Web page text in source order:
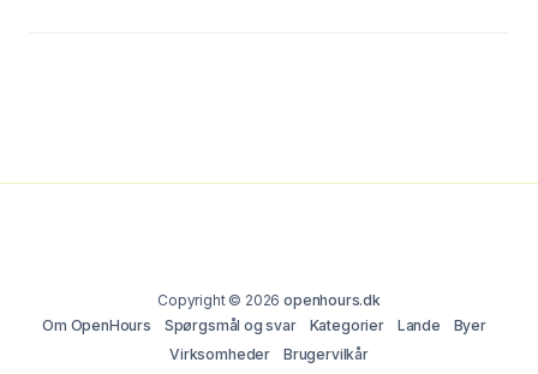
Copyright © 2026openhours.dk
Om OpenHours
Spørgsmål og svar Kategorier Lande
Byer
Virksomheder
Brugervilkår